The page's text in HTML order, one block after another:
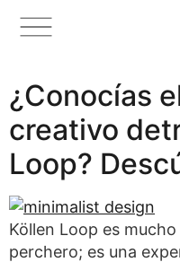
¿Conocías
creativo
Loop?
Köllen Loop es
perchero; es una